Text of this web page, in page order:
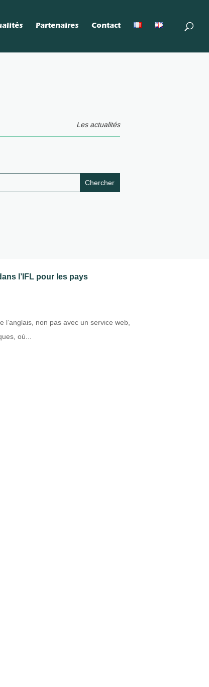
Partenaires Contact
Les actualités
l’IFL pour les pays
non pas avec un service web,
où...